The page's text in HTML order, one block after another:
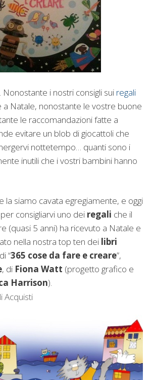
i nostri consigli sui regali
a Natale, nonostante le vostre buone
le raccomandazioni fatte a
evitare un blob di giocattoli che
nottetempo… quanti sono i
inutili che i vostri bambini hanno
la siamo cavata egregiamente, e oggi
consigliarvi uno dei regali che il
(quasi 5 anni) ha ricevuto a Natale e
nella nostra top ten dei libri
“365 cose da fare e creare”,
, di Fiona Watt (progetto grafico e
Harrison).
Acquisti